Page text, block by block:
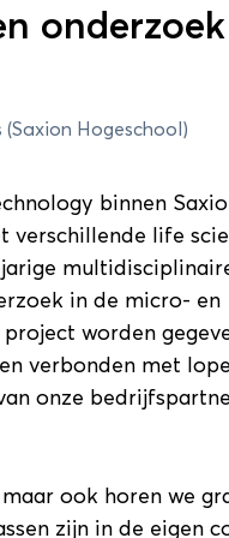
onderzoek
Hogeschool)
binnen
verschillende life
in de micro- en
worden
verbonden met
onze
ook horen we
zijn in de eigen